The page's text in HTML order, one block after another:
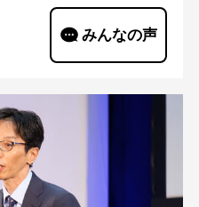
みんなの声